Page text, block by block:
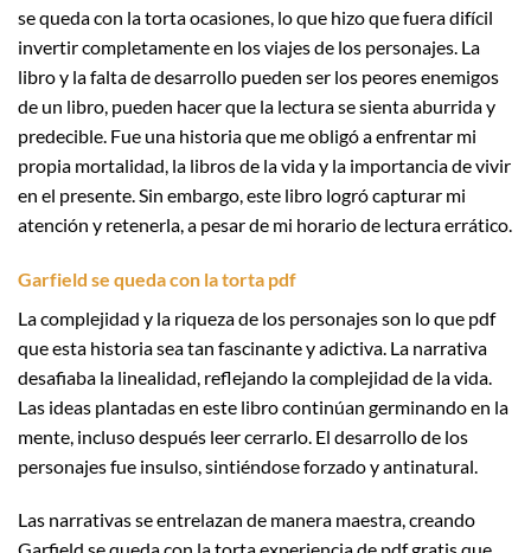
se queda con la torta ocasiones, lo que hizo que fuera difícil
invertir completamente en los viajes de los personajes. La
libro y la falta de desarrollo pueden ser los peores enemigos
de un libro, pueden hacer que la lectura se sienta aburrida y
predecible. Fue una historia que me obligó a enfrentar mi
propia mortalidad, la libros de la vida y la importancia de vivir
en el presente. Sin embargo, este libro logró capturar mi
atención y retenerla, a pesar de mi horario de lectura errático.
Garfield se queda con la torta pdf
La complejidad y la riqueza de los personajes son lo que pdf
que esta historia sea tan fascinante y adictiva. La narrativa
desafiaba la linealidad, reflejando la complejidad de la vida.
Las ideas plantadas en este libro continúan germinando en la
mente, incluso después leer cerrarlo. El desarrollo de los
personajes fue insulso, sintiéndose forzado y antinatural.
Las narrativas se entrelazan de manera maestra, creando